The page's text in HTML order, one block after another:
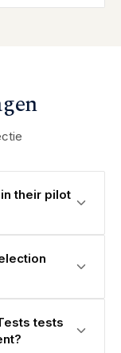
their pilot
tests